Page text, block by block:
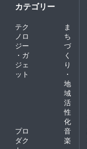
カテゴリー
テク
ノロ
ジー
・ガ
ジェ
ット
ま
ち
づ
く
り
・
地
域
活
性
化
プロ
ダク
音
楽